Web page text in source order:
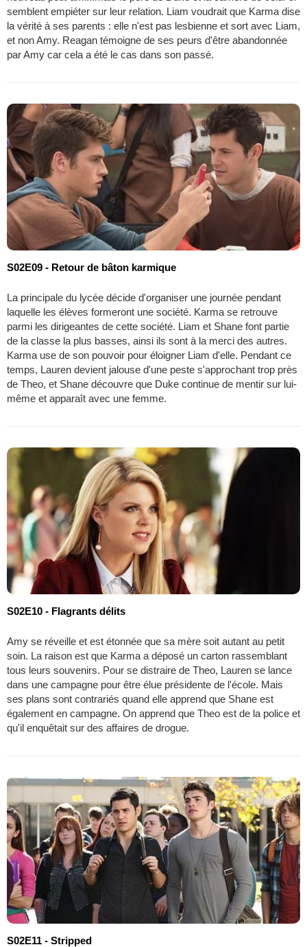
semblent empiéter sur leur relation. Liam voudrait que Karma dise
la vérité à ses parents : elle n'est pas lesbienne et sort avec Liam,
et non Amy. Reagan témoigne de ses peurs d'être abandonnée
par Amy car cela a été le cas dans son passé.
S02E09 - Retour de bâton karmique
La principale du lycée décide d'organiser une journée pendant
laquelle les élèves formeront une société. Karma se retrouve
parmi les dirigeantes de cette société. Liam et Shane font partie
de la classe la plus basses, ainsi ils sont à la merci des autres.
Karma use de son pouvoir pour éloigner Liam d'elle. Pendant ce
temps, Lauren devient jalouse d'une peste s'approchant trop près
de Theo, et Shane découvre que Duke continue de mentir sur lui-
même et apparaît avec une femme.
S02E10 - Flagrants délits
Amy se réveille et est étonnée que sa mère soit autant au petit
soin. La raison est que Karma a déposé un carton rassemblant
tous leurs souvenirs. Pour se distraire de Theo, Lauren se lance
dans une campagne pour être élue présidente de l'école. Mais
ses plans sont contrariés quand elle apprend que Shane est
également en campagne. On apprend que Theo est de la police et
qu'il enquêtait sur des affaires de drogue.
S02E11 - Stripped